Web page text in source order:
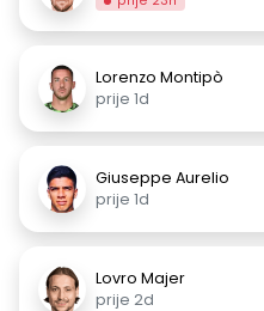
Lorenzo Montipò
prije 1d
Giuseppe Aurelio
prije 1d
Lovro Majer
prije 2d